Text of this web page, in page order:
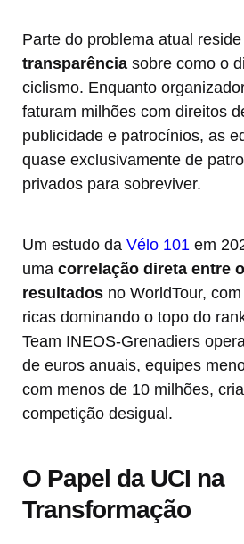
Parte do problema atual
transparência sobre como o
ciclismo. Enquanto
faturam milhões com direitos
publicidade e patrocínios, as
quase exclusivamente de
privados para sobreviver.
Um estudo da Vélo 101 em
uma correlação direta entre
resultados no WorldTour,
ricas dominando o topo do
Team INEOS-Grenadiers
de euros anuais, equipes
com menos de 10 milhões,
competição desigual.
O Papel da UCI na
Transformação